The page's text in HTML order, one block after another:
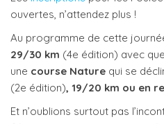
ouvertes, n’attendez plus !
Au programme de cette
29/30 km (4e édition) avec
une course Nature qui se
(2e édition), 19/20 km ou en
Et n’oublions surtout pas